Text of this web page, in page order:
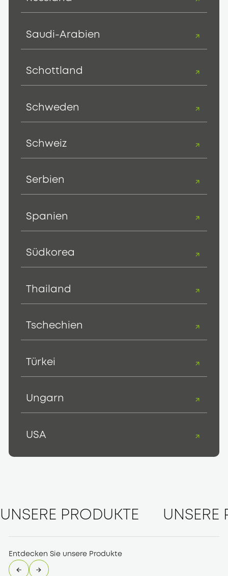
Saudi-Arabien
Schottland
Schweden
Schweiz
Serbien
Spanien
Südkorea
Thailand
Tschechien
Türkei
Ungarn
USA
UNSERE PRODUKTE UNSERE
Entdecken Sie unsere Produkte